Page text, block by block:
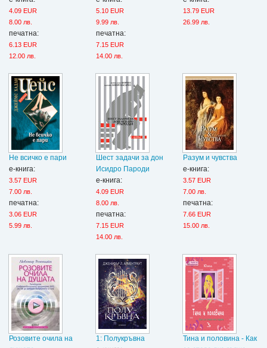
4.09 EUR
8.00 лв.
печатна:
6.13 EUR
12.00 лв.
5.10 EUR
9.99 лв.
печатна:
7.15 EUR
14.00 лв.
13.79 EUR
26.99 лв.
Не всичко е пари
е-книга:
3.57 EUR
7.00 лв.
печатна:
3.06 EUR
5.99 лв.
Шест задачи за дон
Исидро Пароди
е-книга:
4.09 EUR
8.00 лв.
печатна:
7.15 EUR
14.00 лв.
Разум и чувства
е-книга:
3.57 EUR
7.00 лв.
печатна:
7.66 EUR
15.00 лв.
Розовите очила на
1: Полукръвна
Тина и половина - Как